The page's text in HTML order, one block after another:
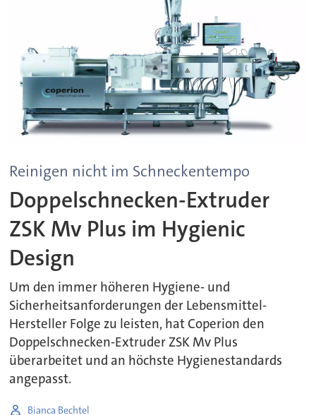
Reinigen nicht im Schneckentempo
Doppelschnecken-Extruder
ZSK Mv Plus im Hygienic
Design
Um den immer höheren Hygiene- und
Sicherheitsanforderungen der Lebensmittel-
Hersteller Folge zu leisten, hat Coperion den
Doppelschnecken-Extruder ZSK Mv Plus
überarbeitet und an höchste Hygienestandards
angepasst.
Bianca Bechtel